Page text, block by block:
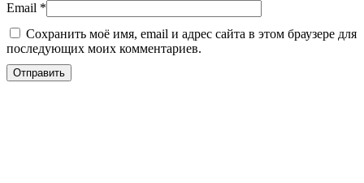
Email *
Сохранить моё имя, email и адрес сайта в этом браузере для
последующих моих комментариев.